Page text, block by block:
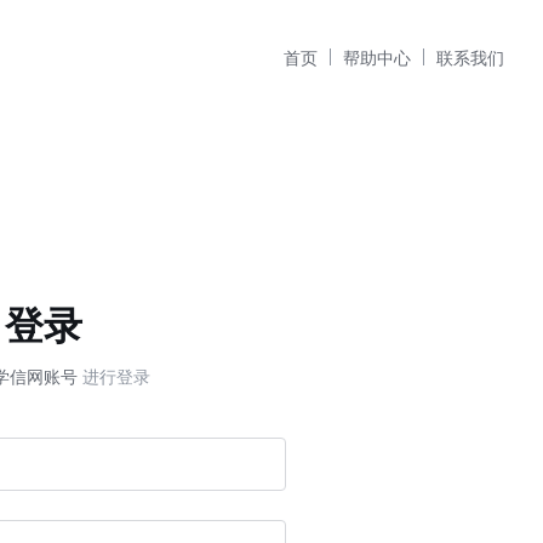
首页 帮助中心 联系我们
登录
信网账号 进行登录